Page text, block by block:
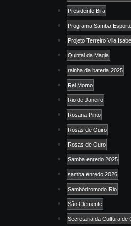
Presidente Bira
Programa Samba
Projeto Terreiro Vila
Quintal da Magia
rainha da bateria 2025
Rei Momo
Rio de Janeiro
Rosana Pinto
Rosas de Ouiro
Rosas de Ouro
Samba enredo 2025
samba enredo 2026
Sambódromodo Rio
São Clemente
Secretaria da Cultura de